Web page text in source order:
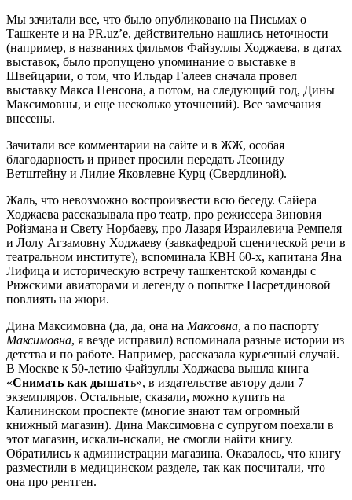
Мы зачитали все, что было опубликовано на Письмах о
Ташкенте и на PR.uz’e, действительно нашлись неточности
(например, в названиях фильмов Файзуллы Ходжаева, в датах
выставок, было пропущено упоминание о выставке в
Швейцарии, о том, что Ильдар Галеев сначала провел
выставку Макса Пенсона, а потом, на следующий год, Дины
Максимовны, и еще несколько уточнений). Все замечания
внесены.
Зачитали все комментарии на сайте и в ЖЖ, особая
благодарность и привет просили передать Леониду
Ветштейну и Лилие Яковлевне Курц (Свердлиной).
Жаль, что невозможно воспроизвести всю беседу. Сайера
Ходжаева рассказывала про театр, про режиссера Зиновия
Ройзмана и Свету Норбаеву, про Лазаря Израилевича Ремпеля
и Лолу Агзамовну Ходжаеву (завкафедрой сценической речи в
театральном институте), вспоминала КВН 60-х, капитана Яна
Лифица и историческую встречу ташкентской команды с
Рижскими авиаторами и легенду о попытке Насретдиновой
повлиять на жюри.
Дина Максимовна (да, да, она на Максовна, а по паспорту
Максимовна, я везде исправил) вспоминала разные истории из
детства и по работе. Например, рассказала курьезный случай.
В Москве к 50-летию Файзуллы Ходжаева вышла книга
«Снимать как дышать», в издательстве автору дали 7
экземпляров. Остальные, сказали, можно купить на
Калининском проспекте (многие знают там огромный
книжный магазин). Дина Максимовна с супругом поехали в
этот магазин, искали-искали, не смогли найти книгу.
Обратились к администрации магазина. Оказалось, что книгу
разместили в медицинском разделе, так как посчитали, что
она про рентген.